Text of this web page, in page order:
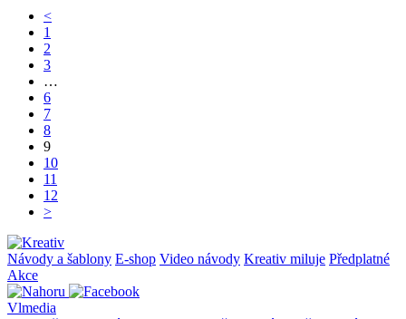
<
1
2
3
…
6
7
8
9
10
11
12
>
Návody a šablony E-shop Video návody Kreativ miluje Předplatné
Akce
Vlmedia